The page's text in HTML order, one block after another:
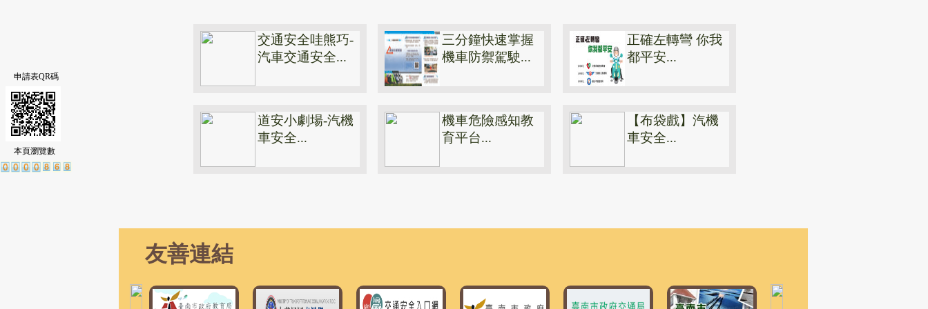
交通安全哇熊巧-
汽車交通安全...
三分鐘快速掌握
機車防禦駕駛...
正確左轉彎 你我
都平安...
道安小劇場-汽機
車安全...
機車危險感知教
育平台...
【布袋戲】汽機
車安全...
友善連結
申請表QR碼
本頁瀏覽數